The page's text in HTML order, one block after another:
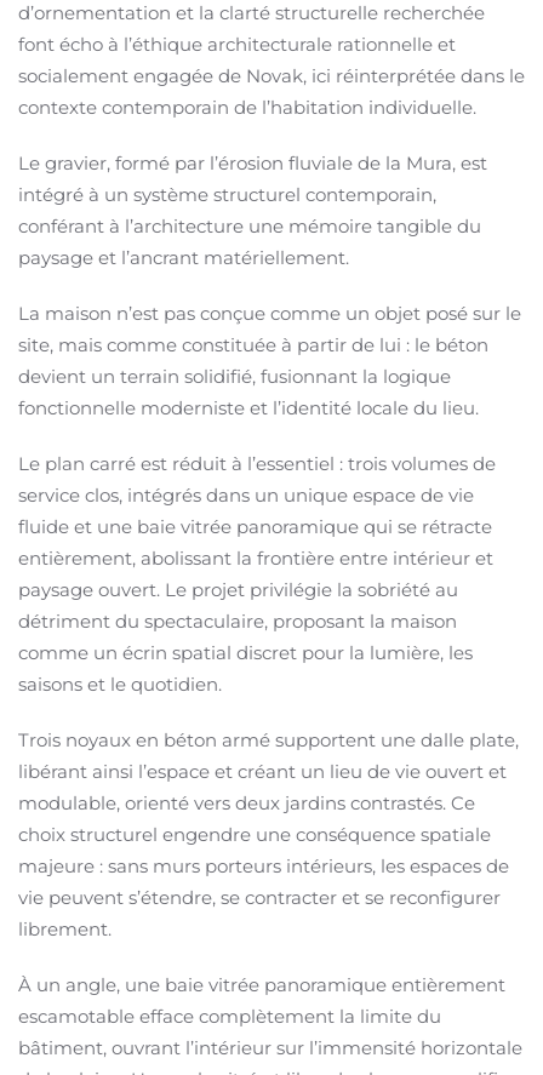
d’ornementation et la clarté structurelle recherchée
font écho à l’éthique architecturale rationnelle et
socialement engagée de Novak, ici réinterprétée dans le
contexte contemporain de l’habitation individuelle.
Le gravier, formé par l’érosion fluviale de la Mura, est
intégré à un système structurel contemporain,
conférant à l’architecture une mémoire tangible du
paysage et l’ancrant matériellement.
La maison n’est pas conçue comme un objet posé sur le
site, mais comme constituée à partir de lui : le béton
devient un terrain solidifié, fusionnant la logique
fonctionnelle moderniste et l’identité locale du lieu.
Le plan carré est réduit à l’essentiel : trois volumes de
service clos, intégrés dans un unique espace de vie
fluide et une baie vitrée panoramique qui se rétracte
entièrement, abolissant la frontière entre intérieur et
paysage ouvert. Le projet privilégie la sobriété au
détriment du spectaculaire, proposant la maison
comme un écrin spatial discret pour la lumière, les
saisons et le quotidien.
Trois noyaux en béton armé supportent une dalle plate,
libérant ainsi l’espace et créant un lieu de vie ouvert et
modulable, orienté vers deux jardins contrastés. Ce
choix structurel engendre une conséquence spatiale
majeure : sans murs porteurs intérieurs, les espaces de
vie peuvent s’étendre, se contracter et se reconfigurer
librement.
À un angle, une baie vitrée panoramique entièrement
escamotable efface complètement la limite du
bâtiment, ouvrant l’intérieur sur l’immensité horizontale